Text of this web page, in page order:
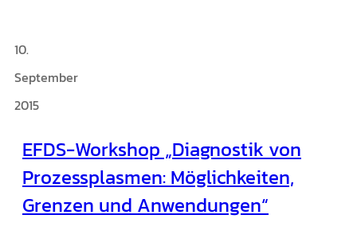
10.
September
2015
EFDS-Workshop „Diagnostik von
Prozessplasmen: Möglichkeiten,
Grenzen und Anwendungen“